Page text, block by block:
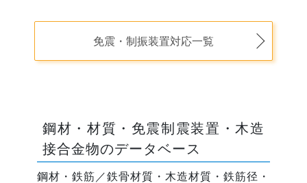
免震・制振装置対応一覧
鋼材・材質・免震制震装置・木造
接合金物のデータベース
鋼材・鉄筋／鉄骨材質・木造材質・鉄筋径・